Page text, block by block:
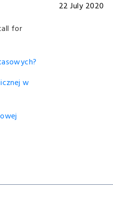
for
w
22 July 2020